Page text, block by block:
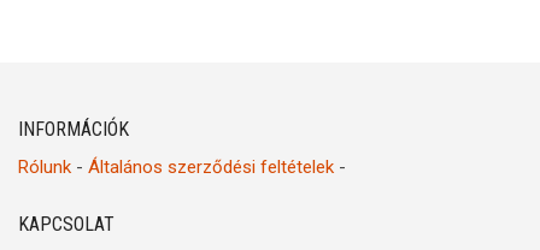
INFORMÁCIÓK
Rólunk - Általános szerződési feltételek -
KAPCSOLAT